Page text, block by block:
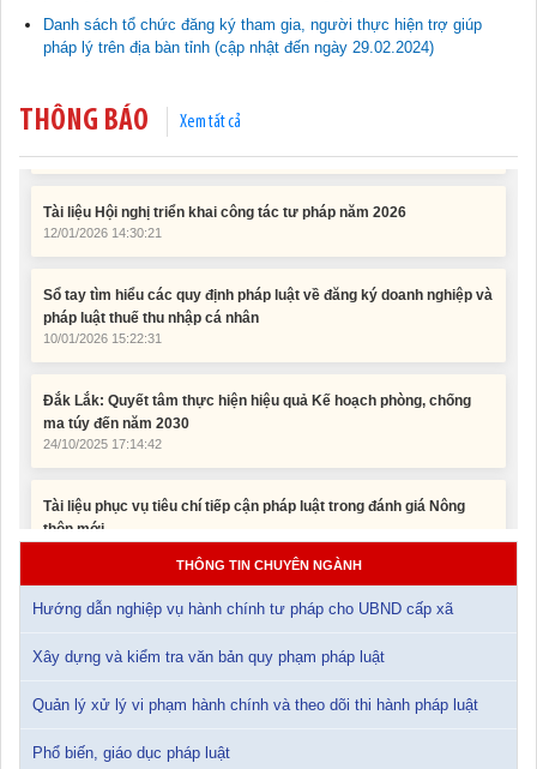
Danh sách tổ chức đăng ký tham gia, người thực hiện trợ giúp
pháp lý trên địa bàn tỉnh (cập nhật đến ngày 29.02.2024)
THÔNG BÁO Xem tất cả
Tài liệu Hội nghị công chức, viên chức và người lao động năm
Tài liệu Hội nghị triển khai công tác tư pháp năm 2026
Sổ tay tìm hiểu các quy định pháp luật về đăng ký doanh nghiệp và
10/01/2026 15:22:31
Đắk Lắk: Quyết tâm thực hiện hiệu quả Kế hoạch phòng, chống
24/10/2025 17:14:42
Tài liệu phục vụ tiêu chí tiếp cận pháp luật trong đánh giá Nông
11/02/2026 08:45:12
Tài liệu Hội nghị công chức, viên chức và người lao động năm
15/01/2026 15:29:29
Tài liệu Hội nghị triển khai công tác tư pháp năm 2026
Sổ tay tìm hiểu các quy định pháp luật về đăng ký doanh nghiệp và
THÔNG TIN CHUYÊN NGÀNH
Hướng dẫn nghiệp vụ hành chính tư pháp cho UBND cấp xã
Xây dựng và kiểm tra văn bản quy phạm pháp luật
Quản lý xử lý vi phạm hành chính và theo dõi thi hành pháp luật
Phổ biến, giáo dục pháp luật